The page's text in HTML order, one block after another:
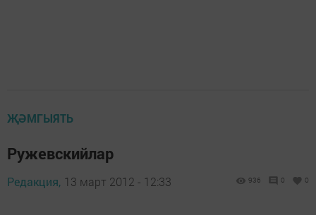
ҖӘМГЫЯТЬ
Ружевскийлар
Редакция, 13 март 2012 - 12:33 936 0 0